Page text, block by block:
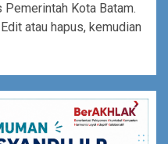
Kota Batam.
atau hapus, kemudian